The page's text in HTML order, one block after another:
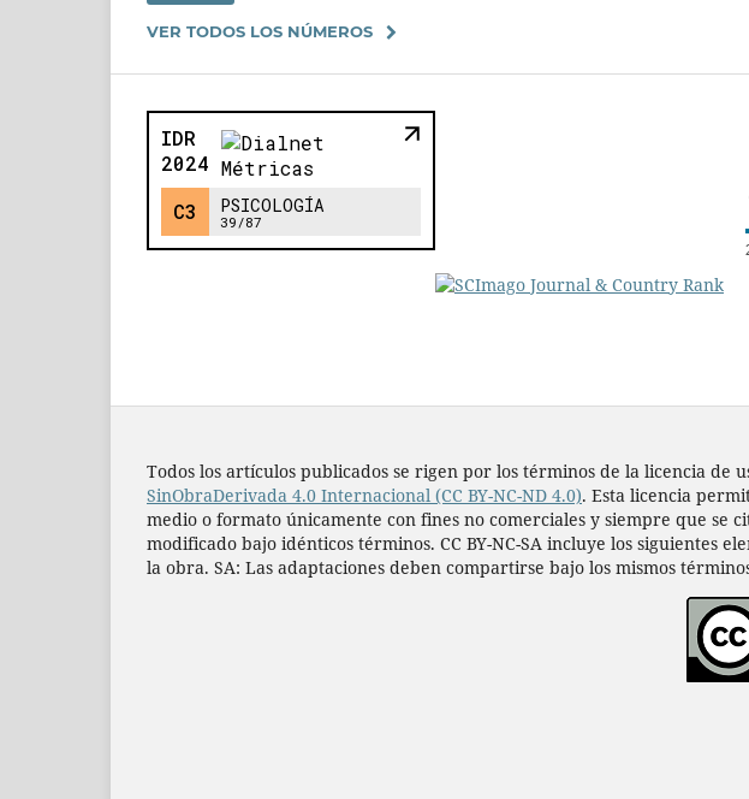
VER TODOS LOS NÚMEROS
Todos los artí­culos publicados se rigen por los términos de la licencia de
SinObraDerivada 4.0 Internacional (CC BY-NC-ND 4.0). Esta licencia
medio o formato únicamente con fines no comerciales y siempre que
modificado bajo idénticos términos. CC BY-NC-SA incluye los siguientes
la obra. SA: Las adaptaciones deben compartirse bajo los mismos